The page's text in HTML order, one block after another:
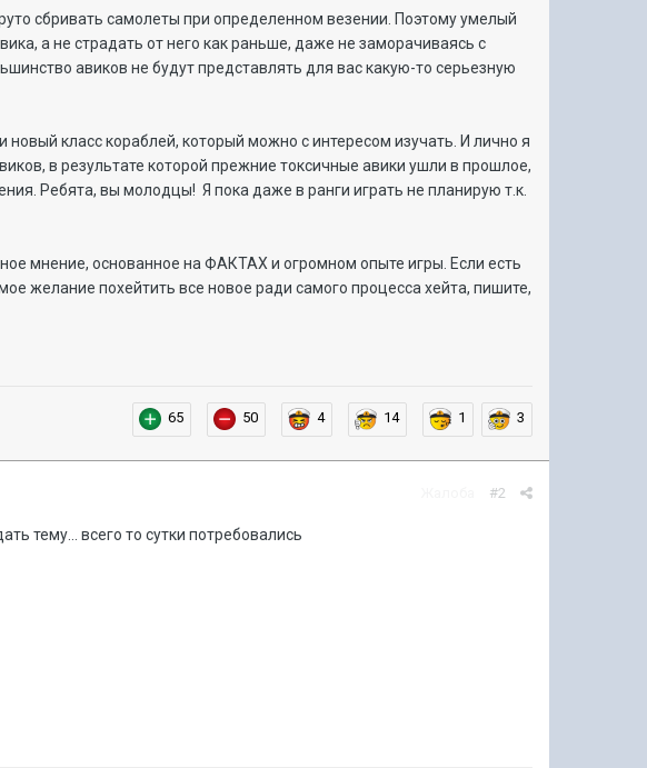
сбривать самолеты при определенном везении. Поэтому умелый
а не страдать от него как раньше, даже не заморачиваясь с
авиков не будут представлять для вас какую-то серьезную
класс кораблей, который можно с интересом изучать. И лично я
в результате которой прежние токсичные авики ушли в прошлое,
Ребята, вы молодцы! Я пока даже в ранги играть не планирую т.к.
мнение, основанное на ФАКТАХ и огромном опыте игры. Если есть
желание похейтить все новое ради самого процесса хейта, пишите,
65 50 4 14 1 3
#2
тему... всего то сутки потребовались